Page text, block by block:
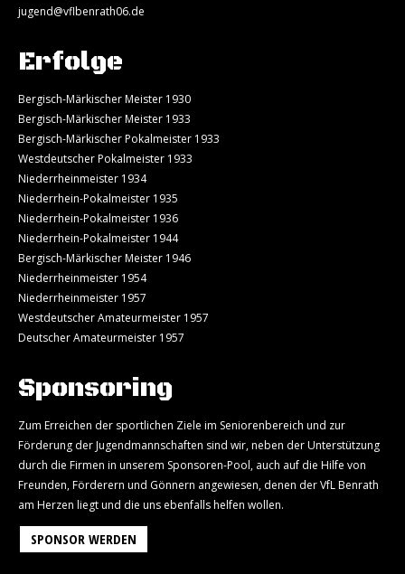
jugend@vflbenrath06.de
Erfolge
Bergisch-Märkischer Meister 1930
Bergisch-Märkischer Meister 1933
Bergisch-Märkischer Pokalmeister 1933
Westdeutscher Pokalmeister 1933
Niederrheinmeister 1934
Niederrhein-Pokalmeister 1935
Niederrhein-Pokalmeister 1936
Niederrhein-Pokalmeister 1944
Bergisch-Märkischer Meister 1946
Niederrheinmeister 1954
Niederrheinmeister 1957
Westdeutscher Amateurmeister 1957
Deutscher Amateurmeister 1957
Sponsoring
Zum Erreichen der sportlichen Ziele im Seniorenbereich und zur
Förderung der Jugendmannschaften sind wir, neben der Unterstützung
durch die Firmen in unserem Sponsoren-Pool, auch auf die Hilfe von
Freunden, Förderern und Gönnern angewiesen, denen der VfL Benrath
am Herzen liegt und die uns ebenfalls helfen wollen.
SPONSOR WERDEN